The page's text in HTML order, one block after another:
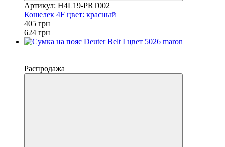
Артикул: H4L19-PRT002
Кошелек 4F цвет: красный
405 грн
624 грн
Распродажа